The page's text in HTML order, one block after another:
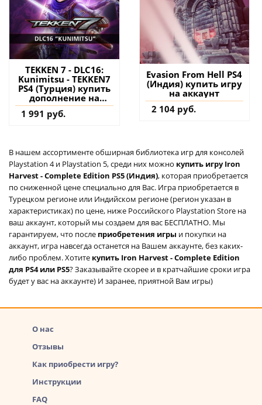
TEKKEN 7 - DLC16:
Kunimitsu - TEKKEN7
PS4 (Турция) купить
дополнение на
аккаунт
1 991 руб.
Evasion From Hell PS4
(Индия) купить игру
на аккаунт
2 104 руб.
В нашем ассортименте обширная библиотека игр для консолей
Playstation 4 и Playstation 5, среди них можно купить игру Iron
Harvest - Complete Edition PS5 (Индия), которая приобретается
по сниженной цене специально для Вас. Игра приобретается в
Турецком регионе или Индийском регионе (регион указан в
характеристиках) по цене, ниже Российского Playstation Store на
ваш аккаунт, который мы создаем для вас БЕСПЛАТНО. Мы
гарантируем, что после приобретения игры и покупки на
аккаунт, игра навсегда останется на Вашем аккаунте, без каких-
либо проблем. Хотите купить Iron Harvest - Complete Edition
для PS4 или PS5? Заказывайте скорее и в кратчайшие сроки игра
будет у вас на аккаунте) И заранее, приятной Вам игры)
О нас
Отзывы
Как приобрести игру?
Инструкции
FAQ